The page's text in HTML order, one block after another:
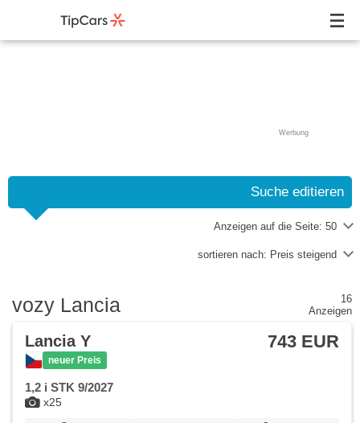
Werbung
Suche editieren
Anzeigen auf die Seite: 50
sortieren nach: Preis steigend
vozy Lancia
16
Anzeigen
x25
Lancia Y
neuer Preis
743 EUR
1,2 i STK 9/2027